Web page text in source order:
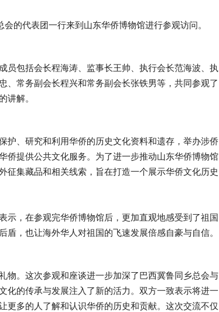
的代表团一行来到山东华侨博物馆进行参观访问。
员包括会长程海涛、监事长王帅、执行会长范海波、执
、常务副会长程兴和常务副会长张铁男等，共同参观了
讲解。
护、研究和利用华侨的历史文化资料和遗存，举办涉侨
侨提供公共文化服务。为了进一步推动山东华侨博物馆
征集藏品和相关线索，旨在打造一个展示华侨文化历史
示，在参观完华侨博物馆后，更加直观地感受到了祖国
，也让海外华人对祖国的飞速发展倍感自豪与自信。
物。这次参观和座谈进一步加深了巴西冀鲁同乡总会与
化的传承与发展注入了新的活力。双方一致表示将进一
更多的人了解和认识华侨的历史和贡献。这次交流不仅